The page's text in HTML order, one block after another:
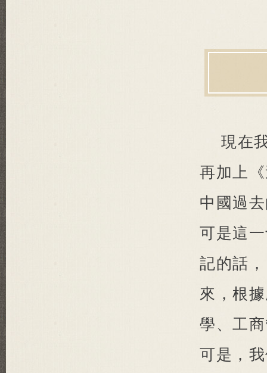
現在
再加上
中國過
可是這
記的話
來，根
學、工
可是，